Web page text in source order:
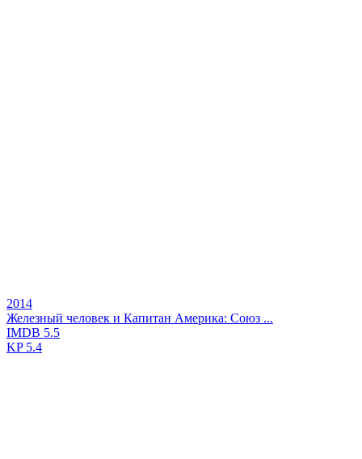
2014
Железный человек и Капитан Америка: Союз ...
IMDB 5.5
KP5.4